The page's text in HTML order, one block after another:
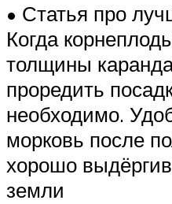
• Статья про
Когда
толщины
проредить
необходимо.
морковь после
хорошо
земли